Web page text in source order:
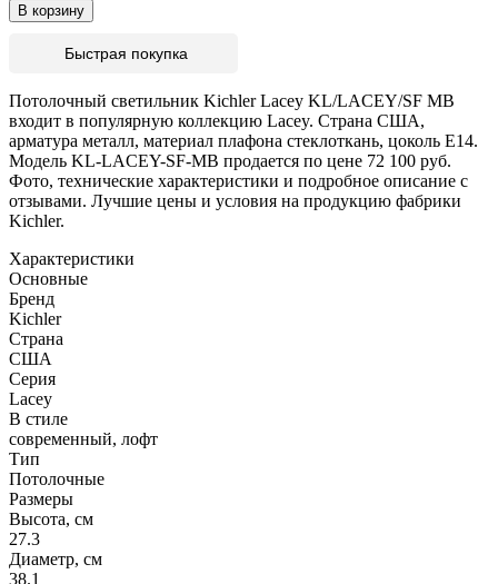
В корзину
Быстрая покупка
Потолочный светильник Kichler Lacey KL/LACEY/SF MB
входит в популярную коллекцию Lacey. Страна США,
арматура металл, материал плафона стеклоткань, цоколь E14.
Модель KL-LACEY-SF-MB продается по цене 72 100 руб.
Фото, технические характеристики и подробное описание с
отзывами. Лучшие цены и условия на продукцию фабрики
Kichler.
Характеристики
Основные
Бренд
Kichler
Страна
США
Серия
Lacey
В стиле
современный, лофт
Тип
Потолочные
Размеры
Высота, см
27.3
Диаметр, см
38.1